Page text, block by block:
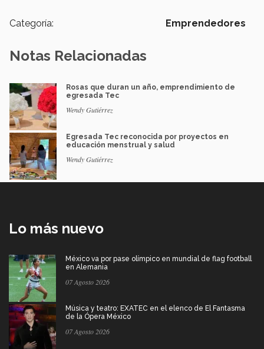
Categoría: Emprendedores
Notas Relacionadas
Rosas que duran un año, emprendimiento de
egresada Tec
Wendy Gutiérrez
Egresada Tec reconocida por proyectos en
educación menstrual y salud
Wendy Gutiérrez
Lo más nuevo
México va por pase olímpico en mundial de flag football
en Alemania
07 Agosto 2026
Música y teatro: EXATEC en el elenco de El Fantasma
de la Ópera México
07 Agosto 2026